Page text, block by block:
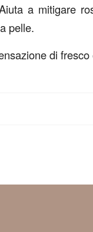
a mitigare
pelle.
di fresco